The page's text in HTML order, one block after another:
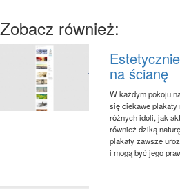
Zobacz również:
na ścianę
W każdym pokoju
się ciekawe plakaty
różnych idoli, jak
również dziką
plakaty zawsze
i mogą być jego